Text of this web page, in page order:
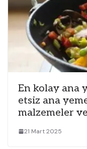
En kolay ana
etsiz ana
malzemeler
21 Mart 2025